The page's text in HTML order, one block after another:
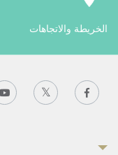
الخريطة والاتجاهات